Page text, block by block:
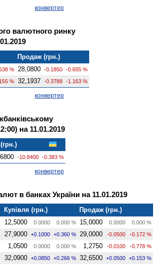
конвертер
валютного ринку
Продаж (грн.)
% 28,0800 -0.1850 -0.655 %
% 32,1937 -0.3788 -1.163 %
конвертер
на 11.01.2019
-10.8400 -0.383 %
конвертер
в банках України на 11.01.2019
Купівля (грн.)
Продаж (грн.)
12,5000 0.0000 0.000 % 15,0000 0.0000 0.000 %
27,9000 +0.1000 +0.360 % 29,0000 -0.0500 -0.172 %
1,0500 0.0000 0.000 % 1,2750 -0.0100 -0.778 %
32,0900 +0.0850 +0.266 % 32,6500 +0.0500 +0.153 %